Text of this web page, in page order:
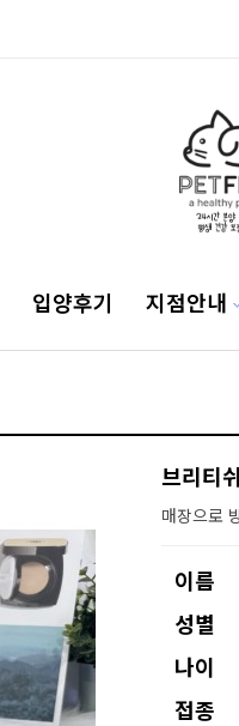
입양후기 지점안내
브리티
매장으로
이름
성별
나이
접종